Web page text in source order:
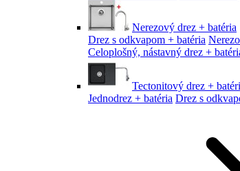
Nerezový drez + batéria
Drez s odkvapom + batéria
Celoplošný, nástavný drez +
Tectonitový drez +
Jednodrez + batéria Drez s